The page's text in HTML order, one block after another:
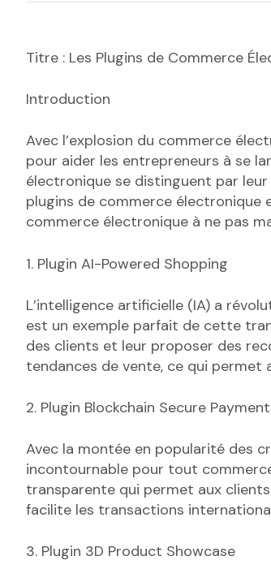
Titre : Les Plugins de Commerce
Introduction
Avec l’explosion du commerce
pour aider les entrepreneurs à se
électronique se distinguent par
plugins de commerce électronique
commerce électronique à ne pas
1. Plugin AI-Powered Shopping
L’intelligence artificielle (IA) a
est un exemple parfait de cette
des clients et leur proposer des
tendances de vente, ce qui permet
2. Plugin Blockchain Secure
Avec la montée en popularité des
incontournable pour tout
transparente qui permet aux
facilite les transactions
3. Plugin 3D Product Showcase